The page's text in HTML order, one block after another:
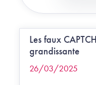
Les faux
grandissante
26/03/2025